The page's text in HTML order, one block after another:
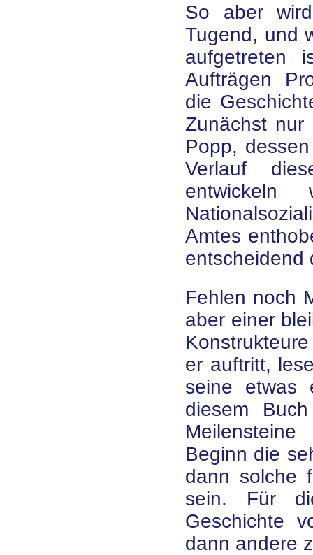
So aber
Tugend, und
aufgetreten
Aufträgen
die
Zunächst
Popp,
Verlauf
Amtes
entscheidend
Fehlen noch
aber einer
er auftritt,
seine etwas
diesem
Beginn die
dann solche
sein. Für
Geschichte
dann andere